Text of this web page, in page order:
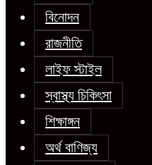
বিনোদন
রাজনীতি
লাইফ স্টাইল
স্বাস্থ্য চিকিৎসা
শিক্ষাঙ্গন
অর্থ বাণিজ্য